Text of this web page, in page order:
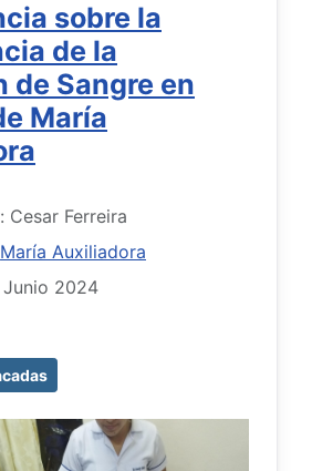
sobre la
de la
de Sangre en
María
Cesar Ferreira
María Auxiliadora
Junio 2024